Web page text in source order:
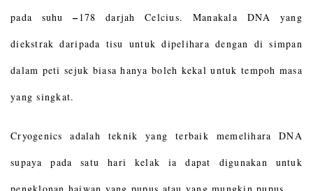
pada suhu
–178 darjah Celcius. Manakala DNA yang
diekstrak daripada tisu untuk dipelihara dengan di simpan
dalam peti sejuk biasa hanya boleh kekal untuk tempoh masa
yang singkat.
Cryogenics adalah teknik yang terbaik memelihara DNA
supaya pada satu hari kelak ia dapat digunakan untuk
pengklonan haiwan yang pupus atau yang mungkin pupus.